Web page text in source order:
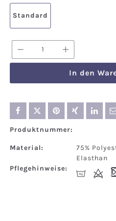
Standard
Produkt Anzahl:
In den
Produktnummer:
Material:
75%
Elasthan
Pflegehinweise:
S d